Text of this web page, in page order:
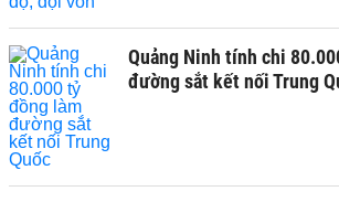
Quảng Ninh tính chi
đường sắt kết nối Trung